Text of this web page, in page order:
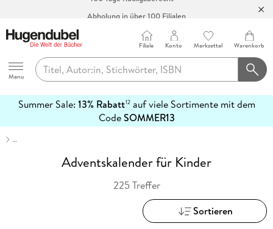
Hugendubel
Menu
Filiale Konto Merkzettel Warenkorb
Summer Sale: 13% Rabatt12auf viele Sortimente mit dem
CodeSOMMER13
erfahren
…
Adventskalender für Kinder
225 Treffer
Sortieren